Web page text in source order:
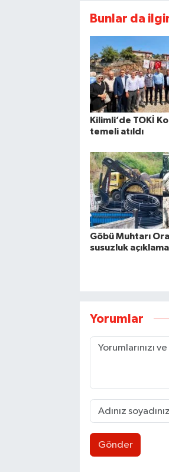
Bunlar da
Kilimli’de TOKİ
temeli atıldı
Göbü Muhtarı
susuzluk
Yorumlar
Gönder